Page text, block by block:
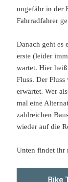
ungefähr in der
Fahrradfahrer
Danach geht es
erste (leider
wartet. Hier
Fluss. Der
erwartet. Wer
mal eine
zahlreichen
wieder auf die
Unten findet ihr